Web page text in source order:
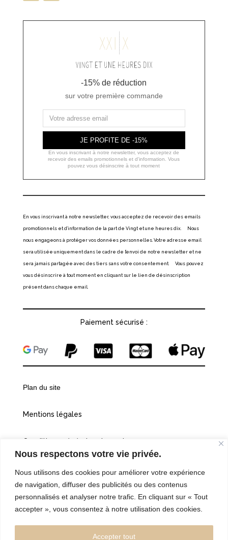
Nous respectons votre vie privée.
Nous utilisons des cookies pour améliorer votre expérience
de navigation, diffuser des publicités ou des contenus
personnalisés et analyser notre trafic. En cliquant sur « Tout
accepter », vous consentez à notre utilisation des cookies.
Accepter tout
-15% de réduction
sur votre première commande
JE PROFITE DE -15%
En vous inscrivant à notre newsletter, vous acceptez de
recevoir des emails promotionnels et d'information. Vous
pouvez vous désinscrire à tout moment
En vous inscrivant à notre newsletter, vous acceptez de recevoir des emails
promotionnels et d’information de la part de Vingt et une heures dix. Nous
nous engageons à protéger vos données personnelles. Votre adresse email
sera utilisée uniquement dans le cadre de l’envoi de notre newsletter et ne
sera jamais partagée avec des tiers sans votre consentement. Vous pouvez
vous désinscrire à tout moment en cliquant sur le lien de désinscription
présent dans chaque email.
Paiement sécurisé :
Plan du site
Mentions légales
Conditions générales de vente
Politiques de confidentialité
Cookies